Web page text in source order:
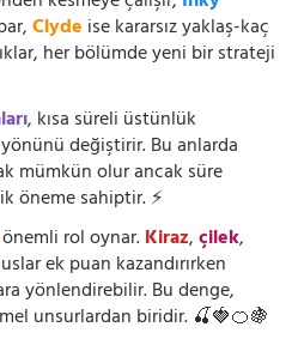
Clyde ise kararsız yaklaş-kaç
her bölümde yeni bir strateji
, kısa süreli üstünlük
değiştirir. Bu anlarda
mümkün olur ancak süre
öneme sahiptir. ⚡
önemli rol oynar.Kiraz,çilek,
ek puan kazandırırken
yönlendirebilir. Bu denge,
unsurlardan biridir. 🍒🍓🍊🍇